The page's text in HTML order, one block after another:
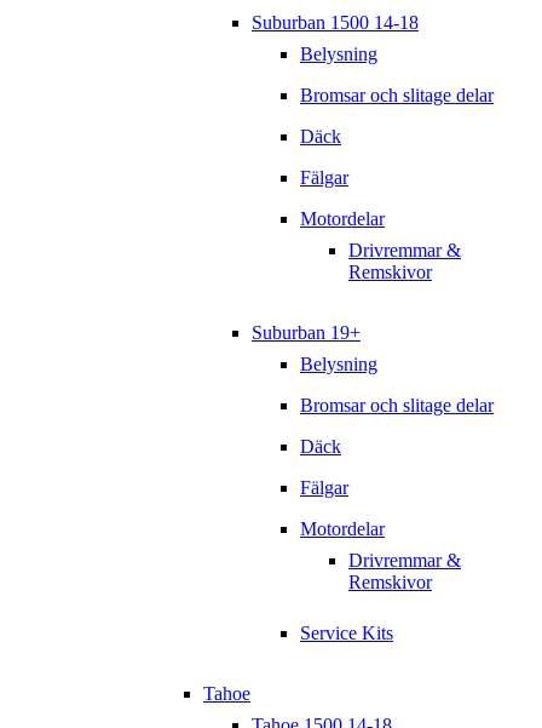
Suburban 1500 14-18
Belysning
Bromsar och slitage delar
Däck
Fälgar
Motordelar
Drivremmar &
Remskivor
Suburban 19+
Belysning
Bromsar och slitage delar
Däck
Fälgar
Motordelar
Drivremmar &
Remskivor
Service Kits
Tahoe